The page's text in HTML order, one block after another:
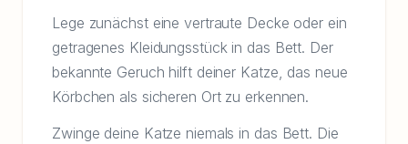
Lege zunächst eine vertraute Decke oder ein
getragenes Kleidungsstück in das Bett. Der
bekannte Geruch hilft deiner Katze, das neue
Körbchen als sicheren Ort zu erkennen.
Zwinge deine Katze niemals in das Bett. Die